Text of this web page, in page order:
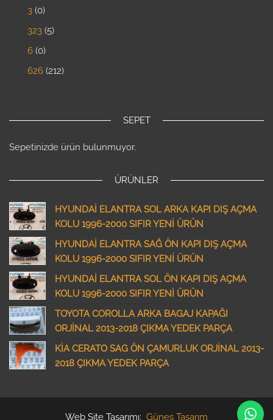
3 0
323 5
6 0
626 212
SEPET
Sepetinizde ürün bulunmuyor.
ÜRÜNLER
HYUNDAİ ELANTRA SOL ARKA KAPI DIŞ AÇMA
KOLU 1996-2000 SIFIR YENİ ÜRÜN
HYUNDAİ ELANTRA SAĞ ÖN KAPI DIŞ AÇMA
KOLU 1996-2000 SIFIR YENİ ÜRÜN
HYUNDAİ ELANTRA SOL ÖN KAPI DIŞ AÇMA
KOLU 1996-2000 SIFIR YENİ ÜRÜN
TOYOTA COROLLA ARKA BAGAJ KAPAĞI
ORJİNAL 2013-2018 ÇIKMA YEDEK PARÇA
KİA CERATO SAG ÖN ÇAMURLUK ORJİNAL 2013-
2018 ÇIKMA YEDEK PARÇA
Web Site Tasarımı: Güneş Tasarım